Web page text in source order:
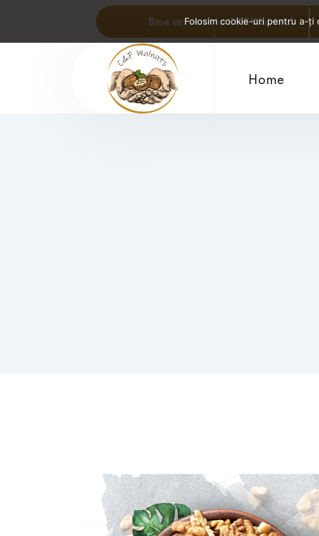
Bine ați venit la C&F Walnuts!
Home
Folosim cookie-uri pentru a-ți